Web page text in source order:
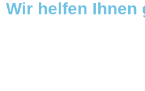
Wir helfen Ihnen